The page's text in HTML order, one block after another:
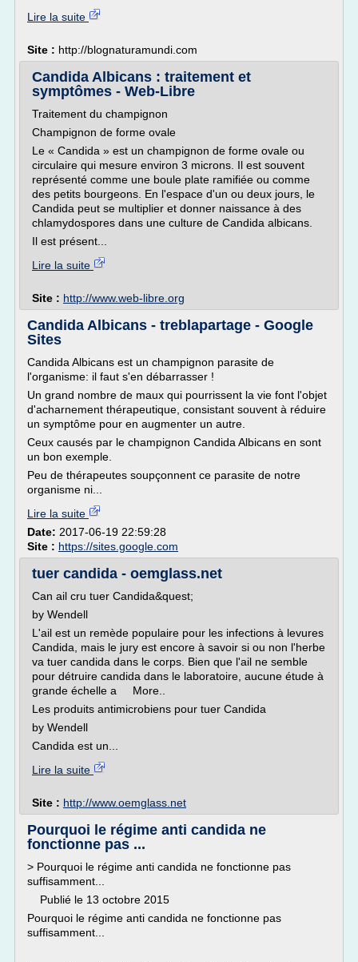
Lire la suite
Site : http://blognaturamundi.com
Candida Albicans : traitement et
symptômes - Web-Libre
Traitement du champignon
Champignon de forme ovale
Le « Candida » est un champignon de forme ovale ou
circulaire qui mesure environ 3 microns. Il est souvent
représenté comme une boule plate ramifiée ou comme
des petits bourgeons. En l'espace d'un ou deux jours, le
Candida peut se multiplier et donner naissance à des
chlamydospores dans une culture de Candida albicans.
Il est présent...
Lire la suite
Site : http://www.web-libre.org
Candida Albicans - treblapartage - Google
Sites
Candida Albicans est un champignon parasite de
l'organisme: il faut s'en débarrasser !
Un grand nombre de maux qui pourrissent la vie font l'objet
d'acharnement thérapeutique, consistant souvent à réduire
un symptôme pour en augmenter un autre.
Ceux causés par le champignon Candida Albicans en sont
un bon exemple.
Peu de thérapeutes soupçonnent ce parasite de notre
organisme ni...
Lire la suite
Date: 2017-06-19 22:59:28
Site : https://sites.google.com
tuer candida - oemglass.net
Can ail cru tuer Candida&quest;
by Wendell
L'ail est un remède populaire pour les infections à levures
Candida, mais le jury est encore à savoir si ou non l'herbe
va tuer candida dans le corps. Bien que l'ail ne semble
pour détruire candida dans le laboratoire, aucune étude à
grande échelle a More..
Les produits antimicrobiens pour tuer Candida
by Wendell
Candida est un...
Lire la suite
Site : http://www.oemglass.net
Pourquoi le régime anti candida ne
fonctionne pas ...
> Pourquoi le régime anti candida ne fonctionne pas
suffisamment...
Publié le 13 octobre 2015
Pourquoi le régime anti candida ne fonctionne pas
suffisamment...